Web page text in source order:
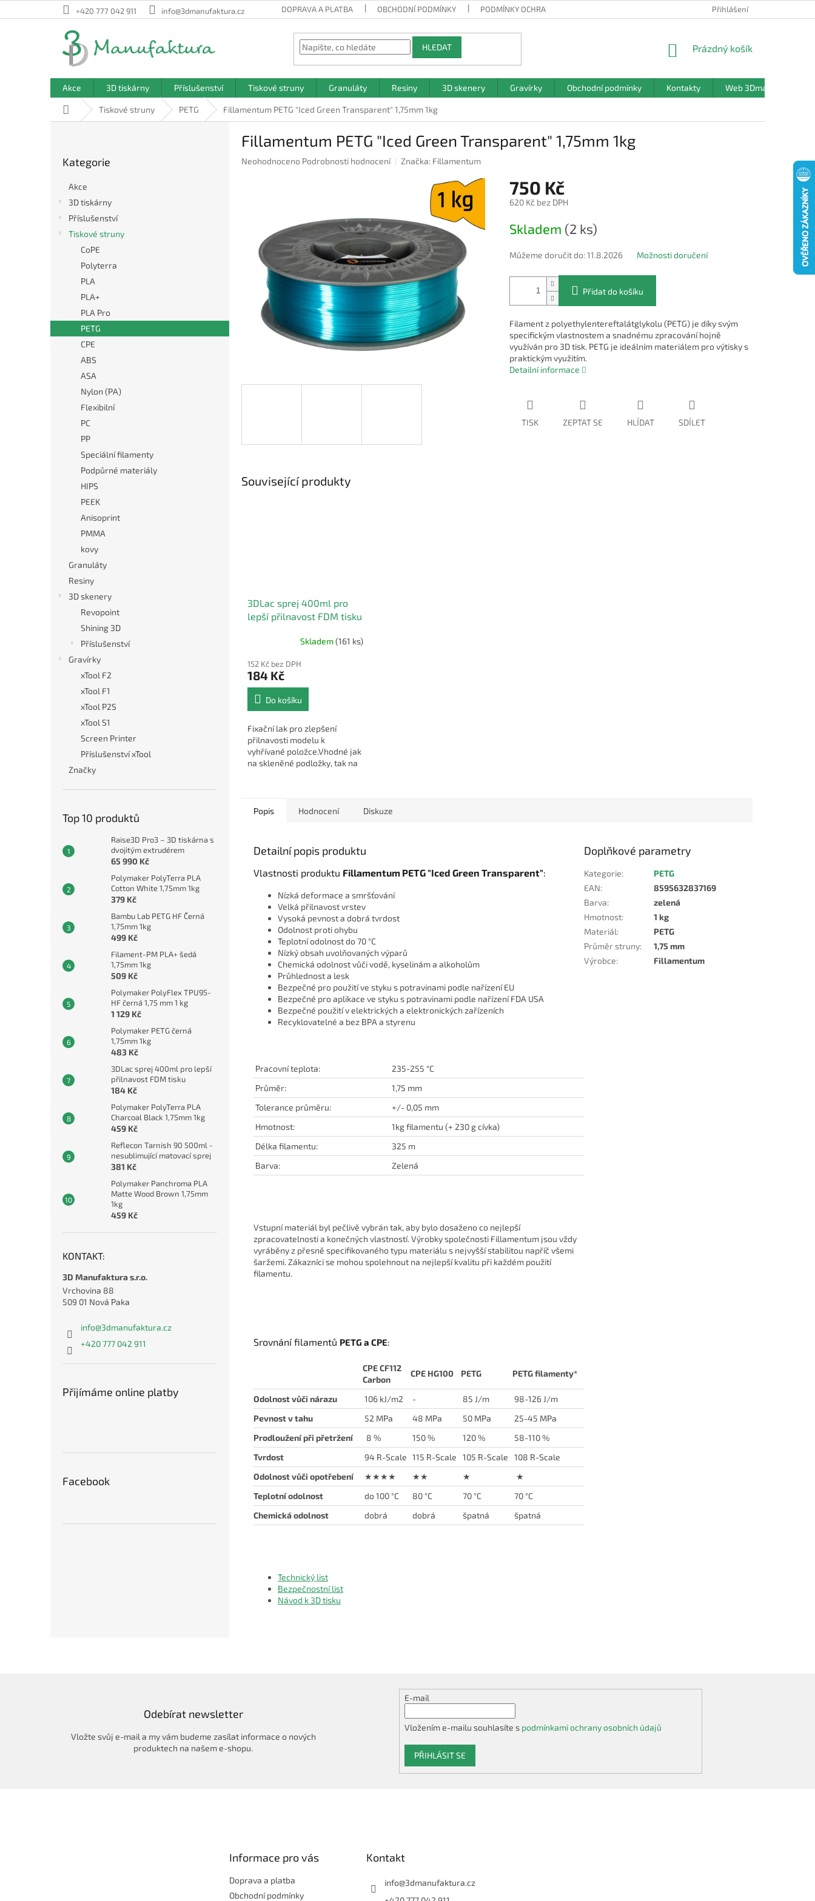
na
+420 777 042 911 info@3dmanufaktura.cz DOPRAVA A PLATBA OBCHODNÍ PODMÍNKY PODMÍNKY OCHRANY OSOBNÍCH ÚDAJŮ Přihlášení
HLEDAT
NÁKUPNÍ
Prázdný košík
Akce 3D tiskárny Příslušenství Tiskové struny Granuláty Resiny 3D skenery Gravírky Obchodní podmínky Kontakty Web 3Dmanufaktura.cz
Domů Tiskové struny PETG Fillamentum PETG "Iced Green Transparent" 1,75mm 1kg
kategorie
Kategorie
Akce
3D tiskárny
Příslušenství
Tiskové struny
CoPE
Polyterra
PLA
PLA+
PLA Pro
PETG
CPE
ABS
ASA
Nylon (PA)
Flexibilní
PC
PP
Speciální filamenty
Podpůrné materiály
HIPS
PEEK
Anisoprint
PMMA
kovy
Granuláty
Resiny
3D skenery
Revopoint
Shining 3D
Příslušenství
Gravírky
xTool F2
xTool F1
xTool P2S
xTool S1
Screen Printer
Příslušenství xTool
Značky
Top 10 produktů
Raise3D Pro3 – 3D tiskárna s
dvojitým extrudérem
65 990 Kč
Polymaker PolyTerra PLA
Cotton White 1,75mm 1kg
379 Kč
Bambu Lab PETG HF Černá
1,75mm 1kg
499 Kč
Filament-PM PLA+ šedá
1,75mm 1kg
509 Kč
Polymaker PolyFlex TPU95-
HF černá 1,75 mm 1 kg
1 129 Kč
Polymaker PETG černá
1,75mm 1kg
483 Kč
3DLac sprej 400ml pro lepší
přilnavost FDM tisku
184 Kč
Polymaker PolyTerra PLA
Charcoal Black 1,75mm 1kg
459 Kč
Reflecon Tarnish 90 500ml -
nesublimující matovací sprej
381 Kč
Polymaker Panchroma PLA
Matte Wood Brown 1,75mm
1kg
459 Kč
KONTAKT:
3D Manufaktura s.r.o.
Vrchovina 88
509 01 Nová Paka
info@3dmanufaktura.cz
+420 777 042 911
Přijímáme online platby
Facebook
Fillamentum PETG "Iced Green Transparent" 1,75mm 1kg
Průměrné
hvězdiček.
Neohodnoceno Podrobnosti hodnocení Značka: Fillamentum
750 Kč
620 Kč bez DPH
cena:
Skladem (2 ks)
Můžeme doručit do: 11.8.2026 Možnosti doručení
Přidat do košíku
Filament z polyethylentereftalátglykolu (PETG) je díky svým
specifickým vlastnostem a snadnému zpracování hojně
využíván pro 3D tisk. PETG je ideálním materiálem pro výtisky s
praktickým využitím.
Detailní informace
TISK ZEPTAT SE HLÍDAT SDÍLET
Související produkty
3DLac sprej 400ml pro
lepší přilnavost FDM tisku
produktu
je
4,0
5
hvězdiček.
Skladem(161 ks)
152 Kč bez DPH
184 Kč
Do košíku
Fixační lak pro zlepšení
přilnavosti modelu k
vyhřívané položce.Vhodné jak
na skleněné podložky, tak na
Popis Hodnocení Diskuze
Detailní popis produktu
Vlastnosti produktu Fillamentum PETG "Iced Green Transparent":
Nízká deformace a smršťování
Velká přilnavost vrstev
Vysoká pevnost a dobrá tvrdost
Odolnost proti ohybu
Teplotní odolnost do 70 °C
Nízký obsah uvolňovaných výparů
Chemická odolnost vůči vodě, kyselinám a alkoholům
Průhlednost a lesk
Bezpečné pro použití ve styku s potravinami podle nařízení EU
Bezpečné pro aplikace ve styku s potravinami podle nařízení FDA USA
Bezpečné použití v elektrických a elektronických zařízeních
Recyklovatelné a bez BPA a styrenu
Pracovní teplota:
235-255 °C
Průměr:
1,75 mm
Tolerance průměru:
+/- 0,05 mm
Hmotnost:
1kg filamentu (+ 230 g cívka)
Délka filamentu:
325 m
Barva:
Zelená
Vstupní materiál byl pečlivě vybrán tak, aby bylo dosaženo co nejlepší
zpracovatelnosti a konečných vlastností. Výrobky společnosti Fillamentum jsou vždy
vyráběny z přesně specifikovaného typu materiálu s nejvyšší stabilitou napříč všemi
šaržemi. Zákazníci se mohou spolehnout na nejlepší kvalitu při každém použití
filamentu.
Srovnání filamentů PETG a CPE:
CPE CF112
Carbon
CPE HG100 PETG PETG filamenty*
Odolnost vůči nárazu 106 kJ/m2 - 85 J/m
98-126 J/m
Pevnost v tahu
52 MPa 48 MPa 50 MPa
25-45 MPa
Prodloužení při přetržení
8 % 150 % 120 %
58-110 %
Tvrdost
94 R-Scale 115 R-Scale 105 R-Scale
108 R-Scale
Odolnost vůči opotřebení
★★★★ ★★ ★
★
Teplotní odolnost
do 100 °C 80 °C 70 °C
70 °C
Chemická odolnost
dobrá dobrá špatná špatná
Technický list
Bezpečnostní list
Návod k 3D tisku
Doplňkové parametry
Kategorie:
PETG
EAN:
8595632837169
Barva:
zelená
Hmotnost:
1 kg
Materiál:
PETG
Průměr struny:
1,75 mm
Výrobce: Fillamentum
Odebírat newsletter
Vložte svůj e-mail a my vám budeme zasílat informace o nových
produktech na našem e-shopu.
E-mail
Vložením e-mailu souhlasíte s podmínkami ochrany osobních údajů
PŘIHLÁSIT SE
Informace pro vás
Doprava a platba
Obchodní podmínky
Kontakt
info@3dmanufaktura.cz